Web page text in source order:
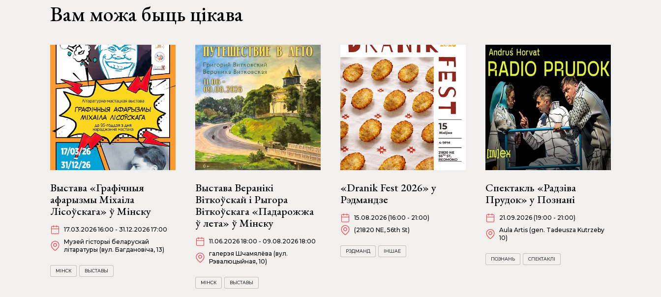
Вам можа быць цікава
Выстава «Графічныя
афарызмы Міхаіла
Лісоўскага» ў Мінску
17.03.2026 16:00 - 31.12.2026 17:00
Музей гісторыі беларускай
літаратуры (вул. Багдановіча, 13)
МІНСК ВЫСТАВЫ
Выстава Веранікі
Віткоўскай і Рыгора
Віткоўскага «Падарожжа
ў лета» ў Мінску
11.06.2026 18:00 - 09.08.2026 18:00
галерэя Шчамялёва (вул.
Рэвалюцыйная, 10)
МІНСК ВЫСТАВЫ
«Dranik Fest 2026» у
Рэдмандзе
15.08.2026 (16:00 - 21:00)
(21820 NE, 56th St)
РЭДМАНД ІНШАЕ
Спектакль «Радзіва
Прудок» у Познані
21.09.2026 (19:00 - 21:00)
Aula Artis (gen. Tadeusza Kutrzeby
10)
ПОЗНАНЬ СПЕКТАКЛІ